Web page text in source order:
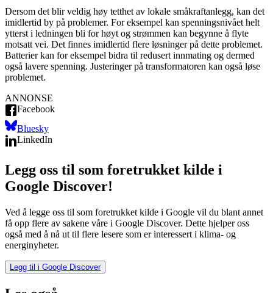
Dersom det blir veldig høy tetthet av lokale småkraftanlegg, kan det
imidlertid by på problemer. For eksempel kan spenningsnivået helt
ytterst i ledningen bli for høyt og strømmen kan begynne å flyte
motsatt vei. Det finnes imidlertid flere løsninger på dette problemet.
Batterier kan for eksempel bidra til redusert innmating og dermed
også lavere spenning. Justeringer på transformatoren kan også løse
problemet.
ANNONSE
Facebook
Bluesky
LinkedIn
Legg oss til som foretrukket kilde i
Google Discover!
Ved å legge oss til som foretrukket kilde i Google vil du blant annet
få opp flere av sakene våre i Google Discover. Dette hjelper oss
også med å nå ut til flere lesere som er interessert i klima- og
energinyheter.
Legg til i Google Discover